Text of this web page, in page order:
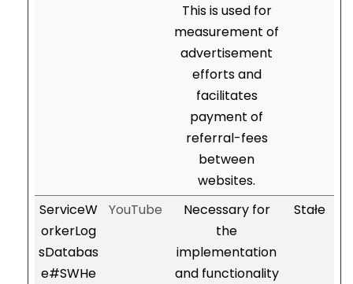
This is used for
measurement of
advertisement
efforts and
facilitates
payment of
referral-fees
between
websites.
ServiceW
orkerLog
sDatabas
e#SWHe
YouTube
Necessary for
the
implementation
and functionality
Stałe